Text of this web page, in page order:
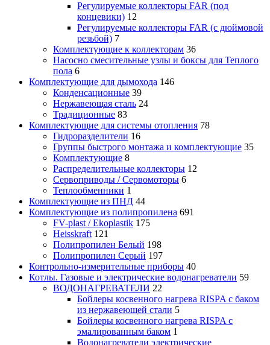
Регулируемые коллекторы FAR (под
концевики) 12
Регулируемые коллекторы FAR (с дюймовой
резьбой) 7
Комплектующие к коллекторам 36
Насосно смесительные узлы и боксы для Теплого
пола 6
Комплектующие для дымохода 146
Конденсационные 39
Нержавеющая сталь 24
Традиционные 83
Комплектующие для системы отопления 78
Гидроразделители 16
Группы быстрого монтажа и комплектующие 35
Комплектующие 8
Распределительные коллекторы 12
Сервоприводы / Сервомоторы 6
Теплообменники 1
Комплектующие из ПНД 44
Комплектующие из полипропилена 691
FV-plast / Ekoplastik 175
Heisskraft 121
Полипропилен Белый 198
Полипропилен Серый 197
Контрольно-измерительные приборы 40
Котлы. Газовые и электрические водонагреватели 59
ВОДОНАГРЕВАТЕЛИ 22
Бойлеры косвенного нагрева RISPA с баком
из нержавеющей стали 5
Бойлеры косвенного нагрева RISPA с
эмалированным баком 1
Водонагреватели электрические